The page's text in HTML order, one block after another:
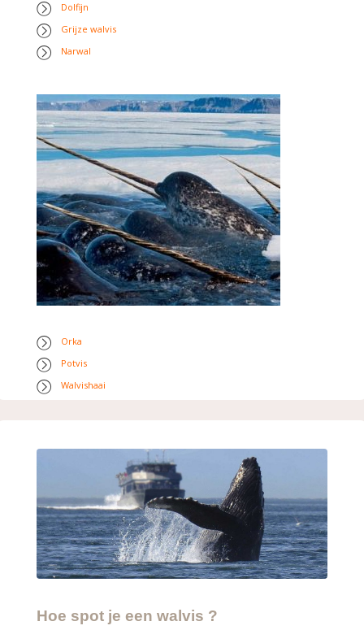
Dolfijn
Grijze walvis
Narwal
Orka
Potvis
Walvishaai
Hoe spot je een walvis ?